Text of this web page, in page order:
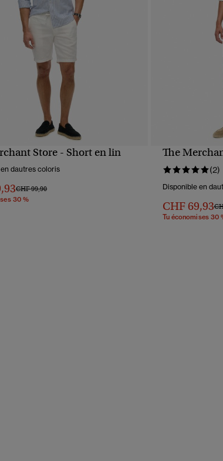
Store - Short en lin
dautres coloris
Prix réduit de
CHF 99,90à
30 %
The
(2)
Disponible en
CHF 69,93
Tu économises 30